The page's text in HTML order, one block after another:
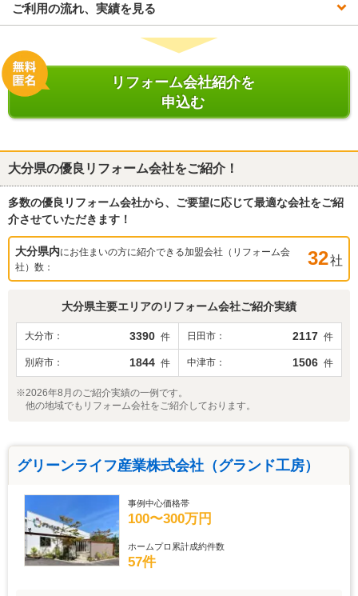
ご利用の流れ、実績を見る
リフォーム会社紹介を
申込む
大分県の優良リフォーム会社をご紹介！
多数の優良リフォーム会社から、ご要望に応じて最適な会社をご紹
介させていただきます！
大分県内にお住まいの方に紹介できる加盟会社（リフォーム会
社）数：
32社
大分県主要エリアのリフォーム会社ご紹介実績
大分市 3390 件 日田市 2117 件
別府市 1844 件 中津市 1506 件
※2026年8月のご紹介実績の一例です。
他の地域でもリフォーム会社をご紹介しております。
グリーンライフ産業株式会社（グランド工房）
事例中心価格帯
100〜300万円
ホームプロ累計成約件数
57件